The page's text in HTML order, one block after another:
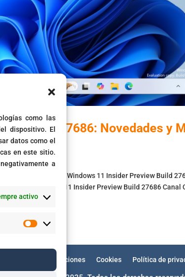
como las
dispositivo. El
datos como el
en este sitio.
a
activo
Estadísticas
Build 27686: Novedades y
y Mejoras Windows 11 Insider Preview Build
el Windows 11 Insider Preview Build 27686 Canal
en...
Términos y condiciones Cookies Política de